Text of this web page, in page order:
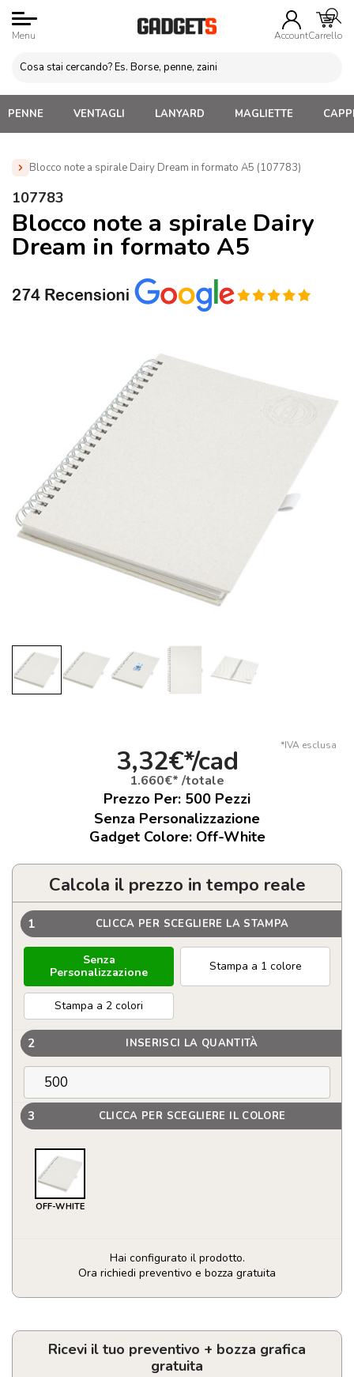
Menu AccountCarrello
PENNE VENTAGLI LANYARD MAGLIETTE
Blocco note a spirale Dairy Dream in formato A5 (107783)
Home »
A5 (107783)
107783
Blocco note a spirale Dairy
Dream in formato A5
*IVA esclusa
3,32€*/cad
1.660€* /totale
Prezzo Per: 500 Pezzi
Senza Personalizzazione
Gadget Colore: Off-White
Calcola il prezzo in tempo reale
1 CLICCA PER SCEGLIERE LA STAMPA
Senza
Personalizzazione
Stampa a 1 colore
Stampa a 2 colori
2 INSERISCI LA QUANTITÀ
3 CLICCA PER SCEGLIERE IL COLORE
OFF-WHITE
Hai configurato il prodotto.
Ora richiedi preventivo e bozza gratuita
Blocco
a
spiraleRicevi il tuo preventivo + bozza grafica
gratuita